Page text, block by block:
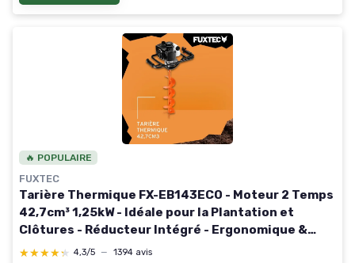
🔥 POPULAIRE
FUXTEC
Tarière Thermique FX-EB143ECO - Moteur 2 Temps
42,7cm³ 1,25kW - Idéale pour la Plantation et
Clôtures - Réducteur Intégré - Ergonomique &
Compact - Forets Ø100/150mm Inclus – Réservoir
★★★★★
★★★★★ 4,3/5 — 1394 avis